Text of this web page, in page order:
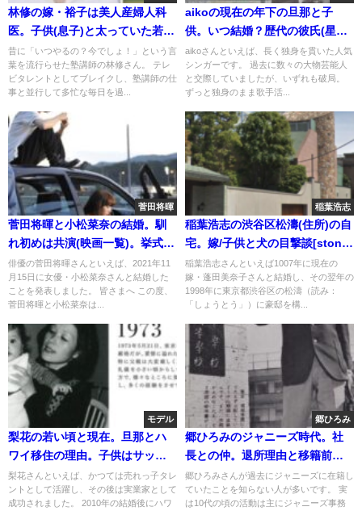
林修の嫁・裕子は美人産婦人科
医。子供(息子)と太っていた若い
頃
昔に「いつやるの？今でしょ！」という言
葉を流行らせた塾講師の林修さん。 テレ
ビタレントとしてブレイクし、塾講師の仕
事と並行して多忙な毎日を過...
aikoの現在の年下の旦那と子
供。いつ結婚？歴代の彼氏(星野
源や国分太一)
aikoさんといえば、長く独身を貫いた人気
シンガーです。 過去に数々の大物芸能人
と交際していましたが、いずれも破局。
ずっと独身のまま歌手活...
菅田将暉
菅田将暉と小松菜奈の結婚。馴
れ初めは共演(映画一覧)。挙式と
子供
俳優の菅田将暉さんといえば、2021年11
月15日に女優・小松菜奈さんと結婚した
ことを発表しました。 皆さまへ この度、
菅田将暉と小松菜奈は...
稲葉浩志
稲葉浩志の渋谷区松濤(住所)の自
宅。嫁/子供と犬の目撃談[stone
house画像]
稲葉浩志さんといえば1007年に現在の
嫁・蓬田美奈子さんと結婚し、その翌年の
1998年に東京都渋谷区の松濤（読み：
「しょうとう」）に豪邸を構...
モデル
梨花の若い頃と現在。旦那とハ
ワイ移住の理由。子供はサッカ
ー少年
梨花さんといえば、かつては売れっ子タレ
ントとして活躍し、その後は実業家として
成功されました。 2010年の結婚後にハワ
郷ひろみ
郷ひろみのジャニーズ時代。社
長との仲。退所理由と移籍前の
若い頃の画像
郷ひろみさんが過去にジャニーズに在籍し
ていたことを知らない人が多いです。 実
は10代の頃の活動は主にジャニーズ事務